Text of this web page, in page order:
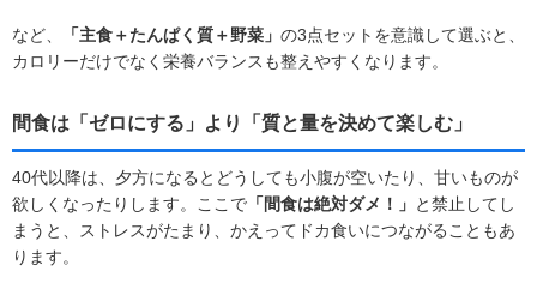
など、 「主食＋たんぱく質＋野菜」 の3点セットを意識して選ぶと、
カロリーだけでなく栄養バランスも整えやすくなります。
間食は「ゼロにする」より「質と量を決めて楽しむ」
40代以降は、夕方になるとどうしても小腹が空いたり、甘いものが
欲しくなったりします。ここで 「間食は絶対ダメ！」 と禁止してし
まうと、ストレスがたまり、かえってドカ食いにつながることもあ
ります。